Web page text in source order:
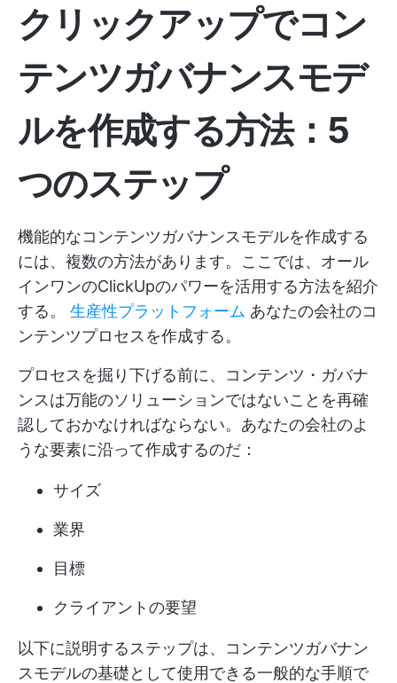
クリックアップでコン
テンツガバナンスモデ
ルを作成する方法：5
つのステップ
機能的なコンテンツガバナンスモデルを作成する
には、複数の方法があります。ここでは、オール
インワンのClickUpのパワーを活用する方法を紹介
する。 生産性プラットフォーム あなたの会社のコ
ンテンツプロセスを作成する。
プロセスを掘り下げる前に、コンテンツ・ガバナ
ンスは万能のソリューションではないことを再確
認しておかなければならない。あなたの会社のよ
うな要素に沿って作成するのだ：
サイズ
業界
目標
クライアントの要望
以下に説明するステップは、コンテンツガバナン
スモデルの基礎として使用できる一般的な手順で